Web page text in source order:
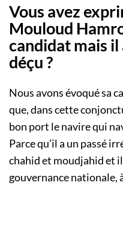
Vous avez
Mouloud
candidat mais il
déçu ?
Nous avons évoqué sa
que, dans cette
bon port le navire qui
Parce qu’il a un passé
chahid et moudjahid et il
gouvernance nationale,